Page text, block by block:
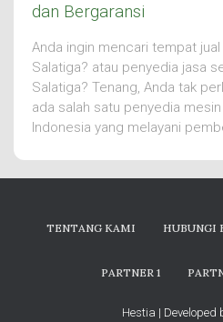
dan Bergaransi
Anda ingin mencari tempat
Salatiga? atau penyedia jasa
Salatiga? Tenang, Anda tak
ada salah satu penyedia
Indonesia yang melayani
TENTANG KAMI HUBUNGI
PARTNER 1
Hestia | Developed